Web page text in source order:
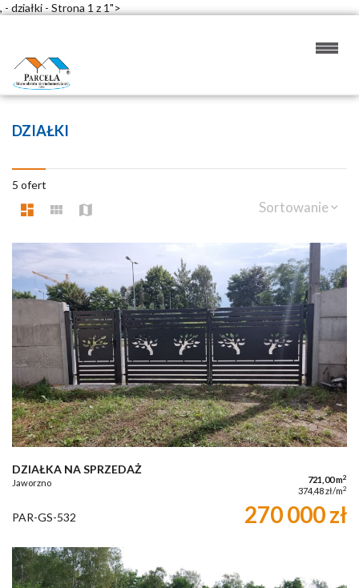
, - działki - Strona 1 z 1">
DZIAŁKI
5 ofert
Sortowanie
DZIAŁKA NA SPRZEDAŻ
Jaworzno 721,00 m2
374,48 zł/m2
PAR-GS-532 270 000 zł